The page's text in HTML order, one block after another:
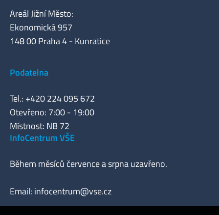
Areál Jižní Město:
Ekonomická 957
148 00 Praha 4 - Kunratice
Podatelna
Tel.: +420 224 095 672
Otevřeno: 7:00 - 19:00
Místnost: NB 72
InfoCentrum VŠE
Během měsíců července a srpna uzavřeno.
Email: infocentrum@vse.cz